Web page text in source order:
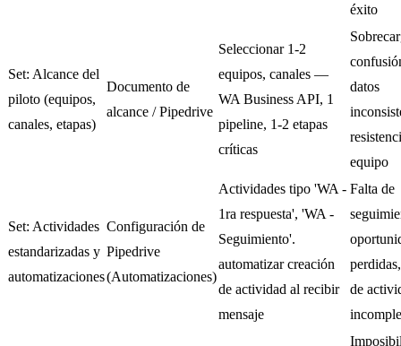
éxito
Set: Alcance del
piloto (equipos,
canales, etapas)
Documento de
alcance / Pipedrive
Seleccionar 1-2
equipos, canales —
WA Business API, 1
pipeline, 1-2 etapas
críticas
datos
equipo
Set: Actividades
estandarizadas y
automatizaciones
Configuración de
Pipedrive
(Automatizaciones)
Actividades tipo 'WA -
1ra respuesta', 'WA -
Seguimiento'.
automatizar creación
de actividad al recibir
mensaje
Falta de
de